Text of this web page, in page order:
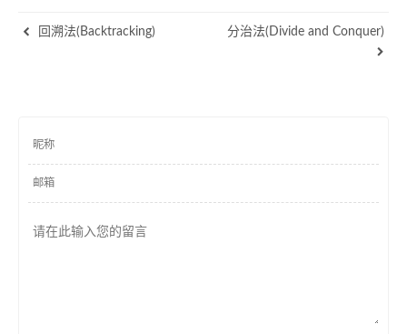
回溯法(Backtracking) 分治法(Divide and Conquer)